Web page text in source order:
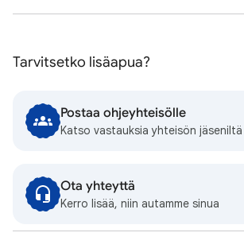
Tarvitsetko lisäapua?
Postaa ohjeyhteisölle
Katso vastauksia yhteisön jäseniltä
Ota yhteyttä
Kerro lisää, niin autamme sinua